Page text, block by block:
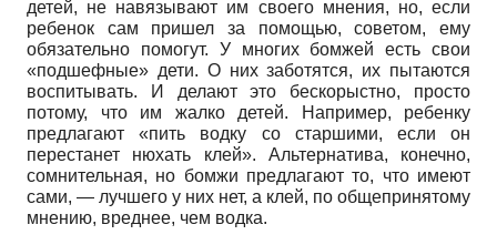
детей, не навязывают им своего мнения, но, если
ребенок сам пришел за помощью, советом, ему
обязательно помогут. У многих бомжей есть свои
«подшефные» дети. О них заботятся, их пытаются
воспитывать. И делают это бескорыстно, просто
потому, что им жалко детей. Например, ребенку
предлагают «пить водку со старшими, если он
перестанет нюхать клей». Альтернатива, конечно,
сомнительная, но бомжи предлагают то, что имеют
сами, — лучшего у них нет, а клей, по общепринятому
мнению, вреднее, чем водка.